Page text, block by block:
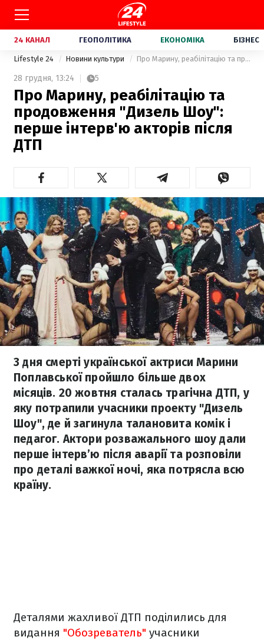
24 КАНАЛ ГЕОПОЛІТИКА ЕКОНОМІКА БІЗНЕС
Lifestyle 24 Новини культури Про Марину, реабілітацію та продовження "Дизель Шоу": перше інтерв'ю акторів після ДТП
28 грудня, 13:24 5
Про Марину, реабілітацію та
продовження "Дизель Шоу":
перше інтерв'ю акторів після
ДТП
З дня смерті української актриси Марини
Поплавської пройшло більше двох
місяців. 20 жовтня сталась трагічна ДТП, у
яку потрапили учасники проекту "Дизель
Шоу", де й загинула талановита комік і
педагог. Актори розважального шоу дали
перше інтерв’ю після аварії та розповіли
про деталі важкої ночі, яка потрясла всю
країну.
Деталями жахливої ДТП поділились для
видання "Обозреватель" учасники